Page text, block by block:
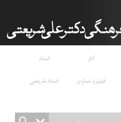
آثار
اسناد
فیلم و تصاویر
استاد شریعتی